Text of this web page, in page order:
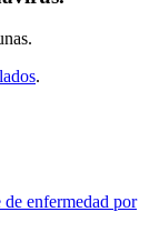
.
enfermedad por